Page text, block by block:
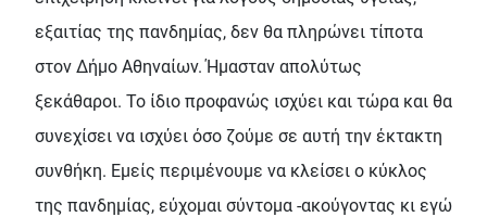
εξαιτίας της πανδημίας, δεν θα πληρώνει τίποτα
στον Δήμο Αθηναίων. Ήμασταν απολύτως
ξεκάθαροι. Το ίδιο προφανώς ισχύει και τώρα και θα
συνεχίσει να ισχύει όσο ζούμε σε αυτή την έκτακτη
συνθήκη. Εμείς περιμένουμε να κλείσει ο κύκλος
της πανδημίας, εύχομαι σύντομα -ακούγοντας κι εγώ